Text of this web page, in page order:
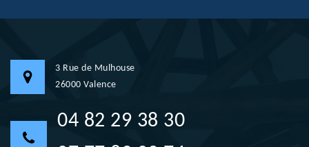
3 Rue de Mulhouse
26000 Valence
04 82 29 38 30